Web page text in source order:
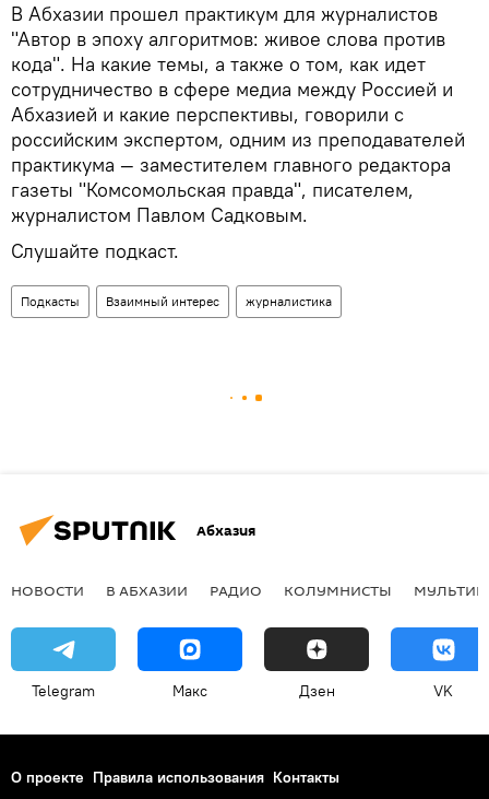
В Абхазии прошел практикум для журналистов
"Автор в эпоху алгоритмов: живое слова против
кода". На какие темы, а также о том, как идет
сотрудничество в сфере медиа между Россией и
Абхазией и какие перспективы, говорили с
российским экспертом, одним из преподавателей
практикума — заместителем главного редактора
газеты "Комсомольская правда", писателем,
журналистом Павлом Садковым.
Слушайте подкаст.
Подкасты Взаимный интерес журналистика
Абхазия
НОВОСТИ В АБХАЗИИ РАДИО КОЛУМНИСТЫ
Telegram Макс Дзен VK
О проекте Правила использования Контакты